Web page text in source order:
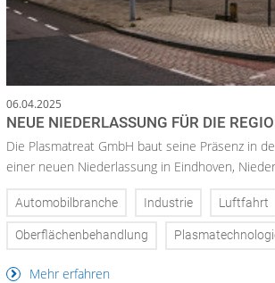
06.04.2025
NEUE NIEDERLASSUNG FÜR DIE
Die Plasmatreat GmbH baut seine Präsenz in
einer neuen Niederlassung in Eindhoven,
Automobilbranche Industrie Luftfahrt
Oberflächenbehandlung
Mehr erfahren